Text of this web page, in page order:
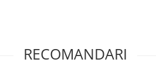
RECOMANDARI